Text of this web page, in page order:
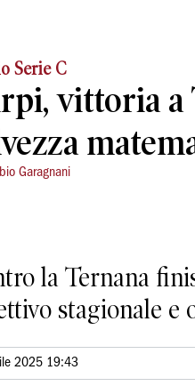
Serie C
vittoria a
Garagnani
la Ternana
stagionale e
2025 19:43